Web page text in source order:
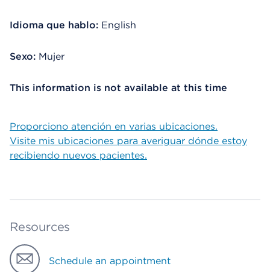
Idioma que hablo: English
Sexo: Mujer
This information is not available at this time
Proporciono atención en varias ubicaciones.
Visite mis ubicaciones para averiguar dónde estoy
recibiendo nuevos pacientes.
Resources
Schedule an appointment